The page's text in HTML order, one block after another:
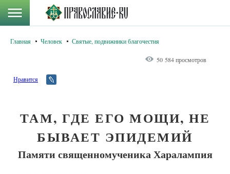
Главная Человек Святые, подвижники благочестия
50 584 просмотров
Нравится
ТАМ, ГДЕ ЕГО МОЩИ, НЕ
БЫВАЕТ ЭПИДЕМИЙ
Памяти священномученика Харалампия